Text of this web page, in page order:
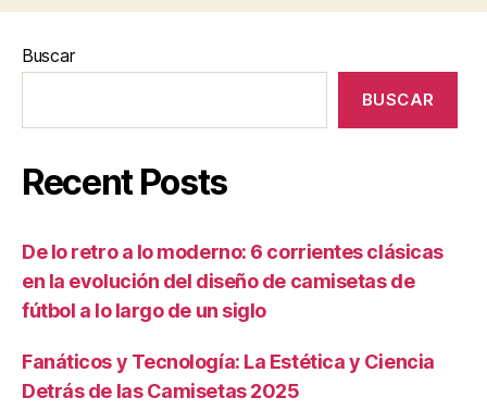
Buscar
BUSCAR
Recent Posts
De lo retro a lo moderno: 6 corrientes clásicas
en la evolución del diseño de camisetas de
fútbol a lo largo de un siglo
Fanáticos y Tecnología: La Estética y Ciencia
Detrás de las Camisetas 2025